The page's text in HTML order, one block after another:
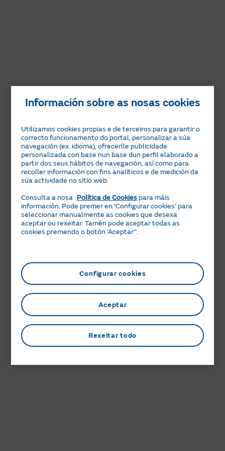
Información sobre as nosas cookies
Utilizamos cookies propias e de terceiros para garantir o
correcto funcionamento do portal, personalizar a súa
navegación (ex. idioma), ofrecerlle publicidade
personalizada con base nun base dun perfil elaborado a
partir dos seus hábitos de navegación, así como para
recoller información con fins analíticos e de medición da
súa actividade no sitio web.
Consulta a nosa Política de Cookies para máis
información. Pode premer en ‘Configurar cookies’ para
seleccionar manualmente as cookies que desexa
aceptar ou rexeitar. Tamén pode aceptar todas as
cookies premendo o botón ‘Aceptar’’.
Configurar cookies
Rexeitar todo
Aceptar